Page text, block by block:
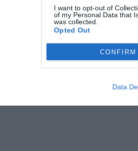
I want to opt-out of
of my Personal Data that
was collected.
Opted Out
CONFIRM
Data